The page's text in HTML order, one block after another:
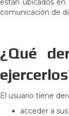
están ubicados en
comunicación de
¿Qué
El usuario tiene
acceder a